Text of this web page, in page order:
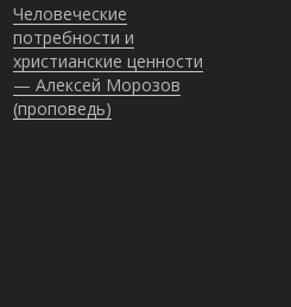
Человеческие
потребности и
христианские ценности
— Алексей Морозов
(проповедь)